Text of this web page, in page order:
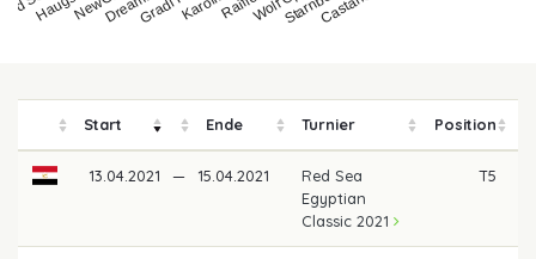
Start Ende Turnier Position
13.04.2021 — 15.04.2021
Red Sea
Egyptian
Classic 2021
T5